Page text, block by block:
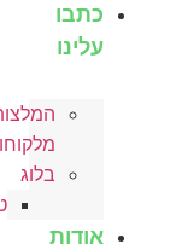
כתבו
עלינו
בלוג
אודות